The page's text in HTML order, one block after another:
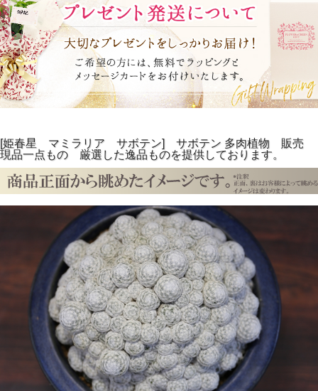
[姫春星 マミラリア サボテン] サボテン 多肉植物 販売
現品一点もの 厳選した逸品ものを提供しております。